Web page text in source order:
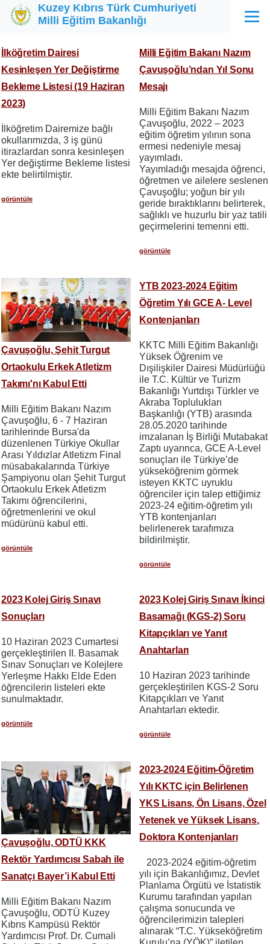
Ana içeriğe atla
Kuzey Kıbrıs Türk Cumhuriyeti
Milli Eğitim Bakanlığı
Menü
İlköğretim Dairesi
Kesinleşen Yer Değiştirme
Bekleme Listesi (19 Haziran
2023)
İlköğretim Dairemize bağlı
okullarımızda, 3 iş günü
itirazlardan sonra kesinleşen
Yer değiştirme Bekleme listesi
ekte belirtilmiştir.
görüntüle
Milli Eğitim Bakanı Nazım
Çavuşoğlu’ndan Yıl Sonu
Mesajı
Milli Eğitim Bakanı Nazım
Çavuşoğlu, 2022 – 2023
eğitim öğretim yılının sona
ermesi nedeniyle mesaj
yayımladı.
Yayımladığı mesajda öğrenci,
öğretmen ve ailelere seslenen
Çavuşoğlu; yoğun bir yılı
geride bıraktıklarını belirterek,
sağlıklı ve huzurlu bir yaz tatili
geçirmelerini temenni etti.
görüntüle
Çavuşoğlu, Şehit Turgut
Ortaokulu Erkek Atletizm
Takımı'nı Kabul Etti
Milli Eğitim Bakanı Nazım
Çavuşoğlu, 6 - 7 Haziran
tarihlerinde Bursa'da
düzenlenen Türkiye Okullar
Arası Yıldızlar Atletizm Final
müsabakalarında Türkiye
Şampiyonu olan Şehit Turgut
Ortaokulu Erkek Atletizm
Takımı öğrencilerini,
öğretmenlerini ve okul
müdürünü kabul etti.
görüntüle
YTB 2023-2024 Eğitim
Öğretim Yılı GCE A- Level
Kontenjanları
KKTC Milli Eğitim Bakanlığı
Yüksek Öğrenim ve
Dışilişkiler Dairesi Müdürlüğü
ile T.C. Kültür ve Turizm
Bakanlığı Yurtdışı Türkler ve
Akraba Toplulukları
Başkanlığı (YTB) arasında
28.05.2020 tarihinde
imzalanan İş Birliği Mutabakat
Zaptı uyarınca, GCE A-Level
sonuçları ile Türkiye’de
yükseköğrenim görmek
isteyen KKTC uyruklu
öğrenciler için talep ettiğimiz
2023-24 eğitim-öğretim yılı
YTB kontenjanları
belirlenerek tarafımıza
bildirilmiştir.
görüntüle
2023 Kolej Giriş Sınavı
Sonuçları
10 Haziran 2023 Cumartesi
gerçekleştirilen II. Basamak
Sınav Sonuçları ve Kolejlere
Yerleşme Hakkı Elde Eden
öğrencilerin listeleri ekte
sunulmaktadır.
görüntüle
2023 Kolej Giriş Sınavı İkinci
Basamağı (KGS-2) Soru
Kitapçıkları ve Yanıt
Anahtarları
10 Haziran 2023 tarihinde
gerçekleştirilen KGS-2 Soru
Kitapçıkları ve Yanıt
Anahtarları ektedir.
görüntüle
Çavuşoğlu, ODTÜ KKK
Rektör Yardımcısı Sabah ile
Sanatçı Bayer’i Kabul Etti
Milli Eğitim Bakanı Nazım
Çavuşoğlu, ODTÜ Kuzey
Kıbrıs Kampüsü Rektör
Yardımcısı Prof. Dr. Cumali
2023-2024 Eğitim-Öğretim
Yılı KKTC için Belirlenen
YKS Lisans, Ön Lisans, Özel
Yetenek ve Yüksek Lisans,
Doktora Kontenjanları
2023-2024 eğitim-öğretim
yılı için Bakanlığımız, Devlet
Planlama Örgütü ve İstatistik
Kurumu tarafından yapılan
çalışma sonucunda ve
öğrencilerimizin talepleri
alınarak “T.C. Yükseköğretim